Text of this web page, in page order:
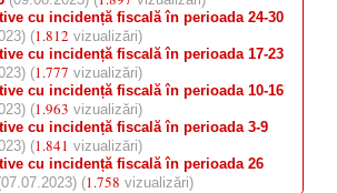
cu incidență fiscală în perioada 24-30
(1.812 vizualizări)
cu incidență fiscală în perioada 17-23
(1.777 vizualizări)
cu incidență fiscală în perioada 10-16
(1.963 vizualizări)
cu incidență fiscală în perioada 3-9
(1.841 vizualizări)
cu incidență fiscală în perioada 26
(1.758 vizualizări)